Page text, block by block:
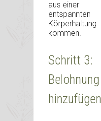
aus einer
entspannten
Körperhaltung
kommen.
Schritt 3:
Belohnung
hinzufügen